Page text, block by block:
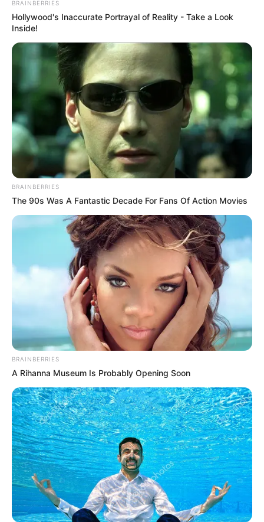
BRAINBERRIES
Hollywood's Inaccurate Portrayal of Reality - Take a Look
Inside!
BRAINBERRIES
The 90s Was A Fantastic Decade For Fans Of Action Movies
BRAINBERRIES
A Rihanna Museum Is Probably Opening Soon